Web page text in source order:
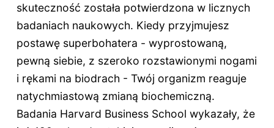
skuteczność została potwierdzona w licznych
badaniach naukowych. Kiedy przyjmujesz
postawę superbohatera - wyprostowaną,
pewną siebie, z szeroko rozstawionymi nogami
i rękami na biodrach - Twój organizm reaguje
natychmiastową zmianą biochemiczną.
Badania Harvard Business School wykazały, że